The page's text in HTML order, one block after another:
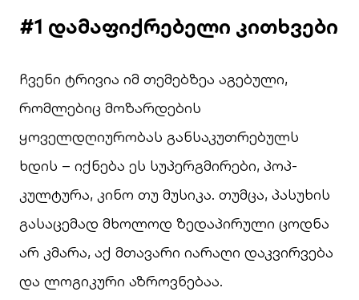
#1 დამაფიქრებელი კითხვები
ჩვენი ტრივია იმ თემებზეა აგებული,
რომლებიც მოზარდების
ყოველდღიურობას განსაკუთრებულს
ხდის – იქნება ეს სუპერგმირები, პოპ-
კულტურა, კინო თუ მუსიკა. თუმცა, პასუხის
გასაცემად მხოლოდ ზედაპირული ცოდნა
არ კმარა, აქ მთავარი იარაღი დაკვირვება
და ლოგიკური აზროვნებაა.